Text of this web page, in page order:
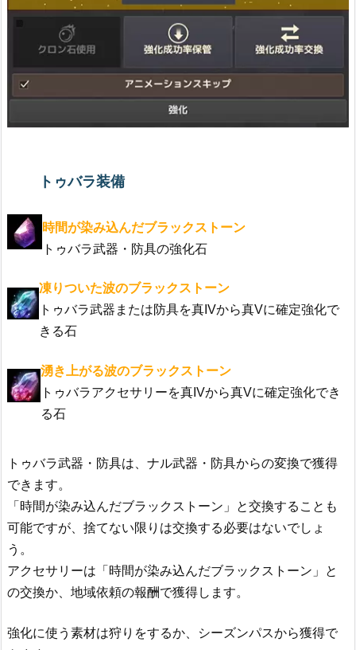
トゥバラ装備
時間が染み込んだブラックストーン
トゥバラ武器・防具の強化石
凍りついた波のブラックストーン
トゥバラ武器または防具を真IVから真Vに確定強化で
きる石
湧き上がる波のブラックストーン
トゥバラアクセサリーを真IVから真Vに確定強化でき
る石
トゥバラ武器・防具は、ナル武器・防具からの変換で獲得
できます。
「時間が染み込んだブラックストーン」と交換することも
可能ですが、捨てない限りは交換する必要はないでしょ
う。
アクセサリーは「時間が染み込んだブラックストーン」と
の交換か、地域依頼の報酬で獲得します。
強化に使う素材は狩りをするか、シーズンパスから獲得で